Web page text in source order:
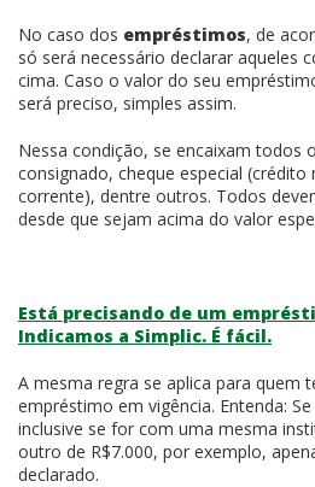
No caso dos empréstimos, de
só será necessário declarar aqueles
cima. Caso o valor do seu
será preciso, simples assim.
Nessa condição, se encaixam todos
consignado, cheque especial
corrente), dentre outros. Todos
desde que sejam acima do valor
Está precisando de um
Indicamos a Simplic. É fácil.
A mesma regra se aplica para quem
empréstimo em vigência. Entenda:
inclusive se for com uma mesma
outro de R$7.000, por exemplo,
declarado.